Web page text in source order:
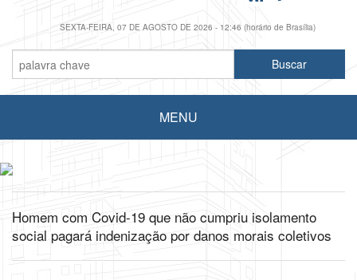
SEXTA-FEIRA, 07 DE AGOSTO DE 2026 - 12:46 (horário de Brasília)
MENU
Homem com Covid-19 que não cumpriu isolamento
social pagará indenização por danos morais coletivos